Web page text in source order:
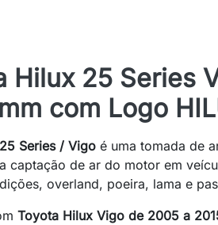
Hilux 25 Series
com Logo
Series / Vigo é uma tomada de
captação de ar do motor em
overland, poeira, lama e
Toyota Hilux Vigo de 2005 a